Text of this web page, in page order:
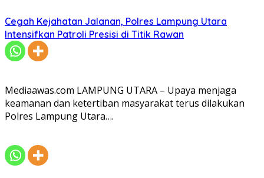
Cegah Kejahatan Jalanan, Polres Lampung Utara
Intensifkan Patroli Presisi di Titik Rawan
Mediaawas.com LAMPUNG UTARA – Upaya menjaga
keamanan dan ketertiban masyarakat terus dilakukan
Polres Lampung Utara….